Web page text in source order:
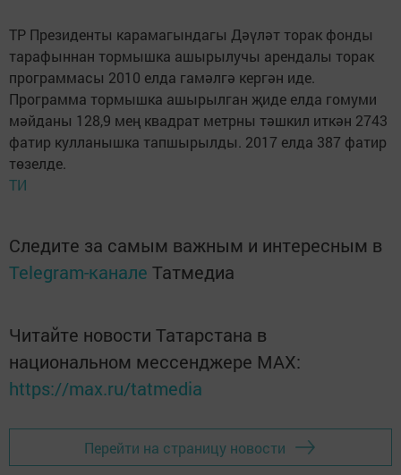
ТР Президенты карамагындагы Дәүләт торак фонды
тарафыннан тормышка ашырылучы арендалы торак
программасы 2010 елда гамәлгә кергән иде.
Программа тормышка ашырылган җиде елда гомуми
мәйданы 128,9 мең квадрат метрны тәшкил иткән 2743
фатир кулланышка тапшырылды. 2017 елда 387 фатир
төзелде.
ТИ
Следите за самым важным и интересным в
Telegram-канале Татмедиа
Читайте новости Татарстана в
национальном мессенджере MАХ:
https://max.ru/tatmedia
Перейти на страницу новости